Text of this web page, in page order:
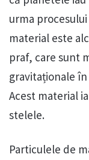
urma
material este
praf, care sunt
gravitaționale
Acest material
stelele.
Particulele de